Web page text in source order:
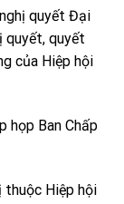
quyết Đại
quyết, quyết
của Hiệp hội
họp Ban Chấp
thuộc Hiệp hội